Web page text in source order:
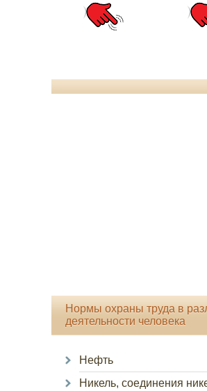
Нормы охраны труда в
деятельности человека
Нефть
Никель, соединения